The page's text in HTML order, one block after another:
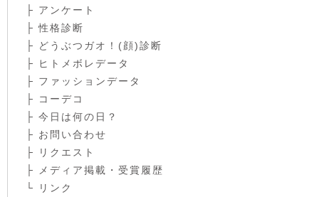
├ アンケート
├性格診断
├
どうぶつガオ！(顔)診断
├
ヒトメボレデータ
├ ファッションデータ
├
コーデコ
├ 今日は何の日？
├ お問い合わせ
├
リクエスト
├
メディア掲載・受賞履歴
└
リンク